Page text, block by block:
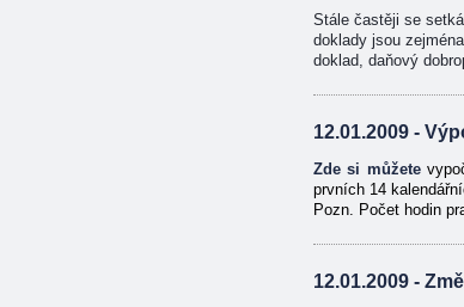
Stále častěji se
doklady jsou
doklad, daňový
12.01.2009 -
Zde si můžete
prvních 14
Pozn. Počet hodin
12.01.2009 -